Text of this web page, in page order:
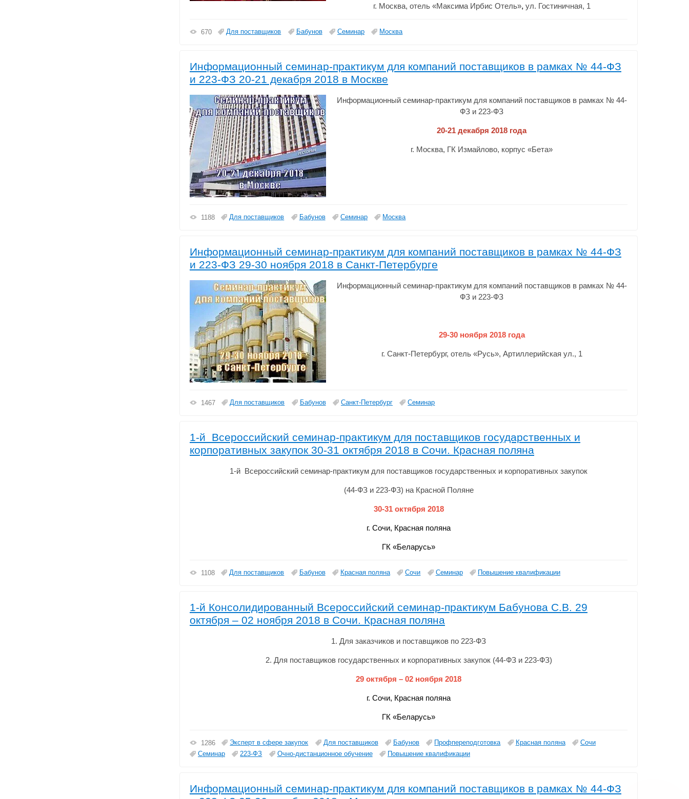
г. Москва, отель «Максима Ирбис Отель», ул. Гостиничная, 1
670 Для поставщиков Бабунов Семинар Москва
Информационный семинар-практикум для компаний поставщиков в рамках № 44-ФЗ
и 223-ФЗ 20-21 декабря 2018 в Москве
Информационный семинар-практикум для компаний поставщиков в рамках № 44-
ФЗ и 223-ФЗ
20-21 декабря 2018 года
г. Москва, ГК Измайлово, корпус «Бета»
1188 Для поставщиков Бабунов Семинар Москва
Информационный семинар-практикум для компаний поставщиков в рамках № 44-ФЗ
и 223-ФЗ 29-30 ноября 2018 в Санкт-Петербурге
Информационный семинар-практикум для компаний поставщиков в рамках № 44-
ФЗ и 223-ФЗ
29-30 ноября 2018 года
г. Санкт-Петербург, отель «Русь», Артиллерийская ул., 1
1467 Для поставщиков Бабунов Санкт-Петербург Семинар
1-й Всероссийский семинар-практикум для поставщиков государственных и
корпоративных закупок 30-31 октября 2018 в Сочи. Красная поляна
1-й Всероссийский семинар-практикум для поставщиков государственных и корпоративных закупок
(44-ФЗ и 223-ФЗ) на Красной Поляне
30-31 октября 2018
г. Сочи, Красная поляна
ГК «Беларусь»
1108 Для поставщиков Бабунов Красная поляна Сочи Семинар Повышение квалификации
1-й Консолидированный Всероссийский семинар-практикум Бабунова С.В. 29
октября – 02 ноября 2018 в Сочи. Красная поляна
1. Для заказчиков и поставщиков по 223-ФЗ
2. Для поставщиков государственных и корпоративных закупок (44-ФЗ и 223-ФЗ)
29 октября – 02 ноября 2018
г. Сочи, Красная поляна
ГК «Беларусь»
1286 Эксперт в сфере закупок Для поставщиков Бабунов Профпереподготовка Красная поляна
Сочи
Семинар
223-ФЗ Очно-дистанционное обучение Повышение квалификации
Информационный семинар-практикум для компаний поставщиков в рамках № 44-ФЗ